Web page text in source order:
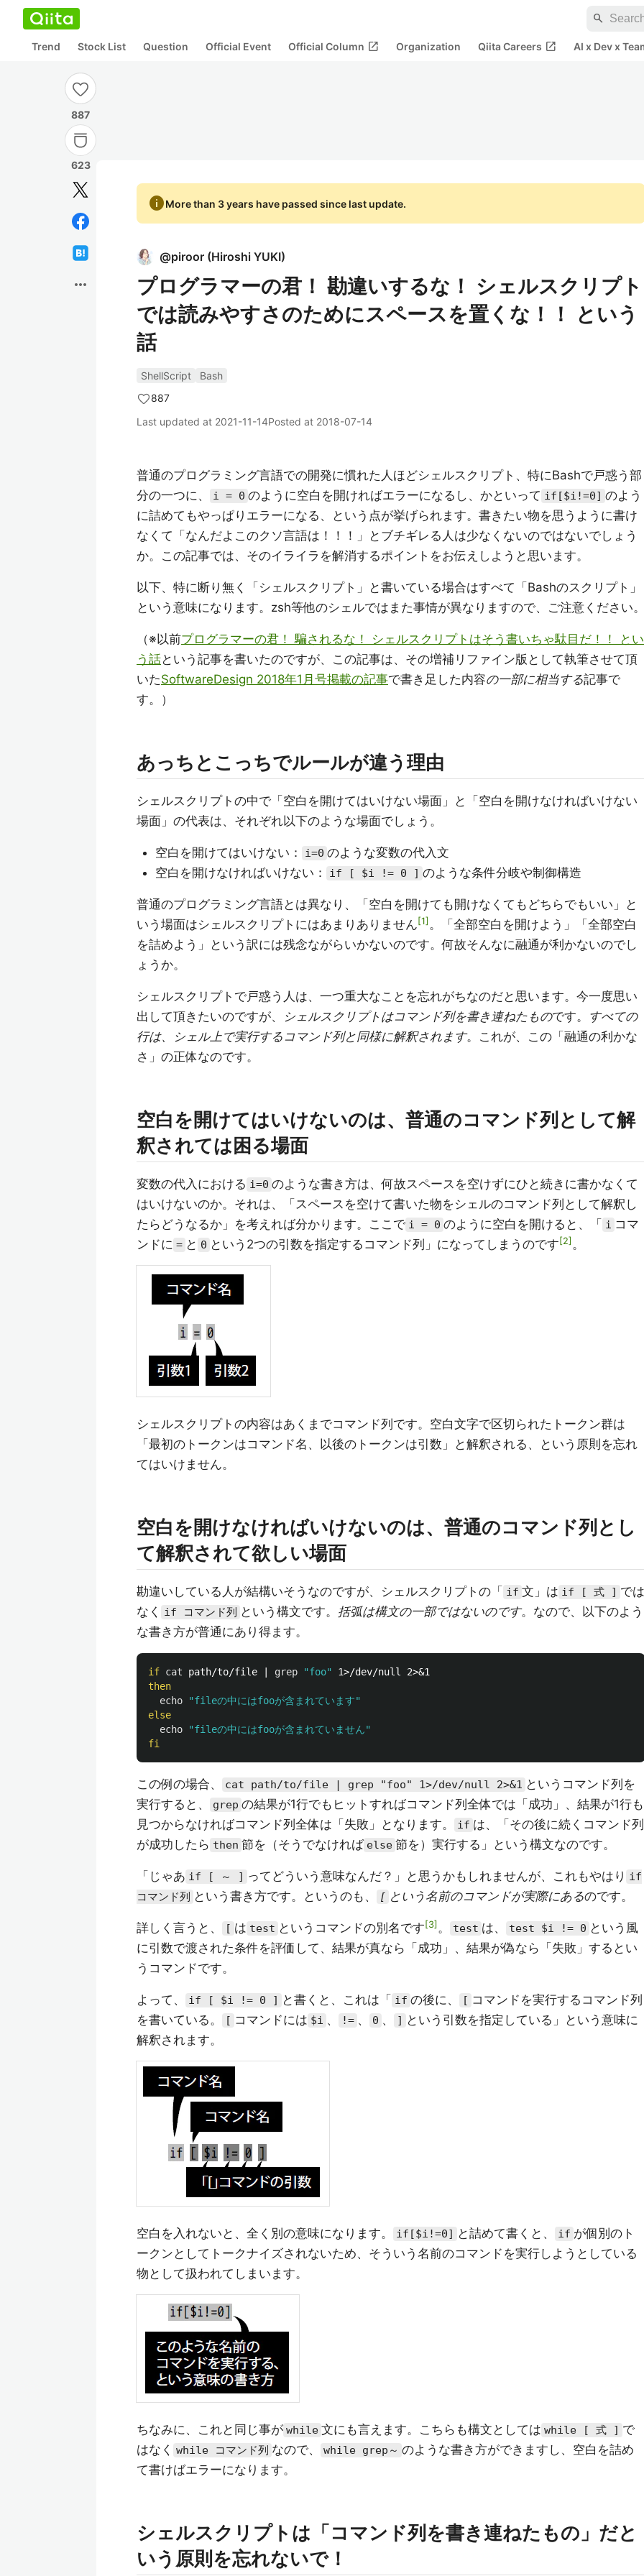
search
Trend Stock List Question Official Event Official Column open_in_new Organization Qiita Careers open_in_new AI x Dev x
887
623
more_horiz
infoMore than 3 years have passed since last update.
@piroor (Hiroshi YUKI)
プログラマーの君！ 勘違いするな！ シェルスクリプト
では読みやすさのためにスペースを置くな！！ という
話
ShellScript
Bash
887
Last updated at 2021-11-14Posted at 2018-07-14
普通のプログラミング言語での開発に慣れた人ほどシェルスクリプト、特にBashで戸惑う部
分の一つに、
i = 0 のように空白を開ければエラーになるし、かといって if[$i!=0] のよう
に詰めてもやっぱりエラーになる、という点が挙げられます。書きたい物を思うように書け
なくて「なんだよこのクソ言語は！！！」とブチギレる人は少なくないのではないでしょう
か。この記事では、そのイライラを解消するポイントをお伝えしようと思います。
以下、特に断り無く「シェルスクリプト」と書いている場合はすべて「Bashのスクリプト」
という意味になります。zsh等他のシェルではまた事情が異なりますので、ご注意ください
（※以前プログラマーの君！ 騙されるな！ シェルスクリプトはそう書いちゃ駄目だ！！ とい
う話という記事を書いたのですが、この記事は、その増補リファイン版として執筆させて頂
いたSoftwareDesign 2018年1月号掲載の記事で書き足した内容の一部に相当する記事で
す。）
あっちとこっちでルールが違う理由
シェルスクリプトの中で「空白を開けてはいけない場面」と「空白を開けなければいけない
場面」の代表は、それぞれ以下のような場面でしょう。
空白を開けてはいけない： i=0 のような変数の代入文
空白を開けなければいけない：
if [ $i != 0 ] のような条件分岐や制御構造
普通のプログラミング言語とは異なり、「空白を開けても開けなくてもどちらでもいい」と
いう場面はシェルスクリプトにはあまりありません 1 。「全部空白を開けよう」「全部空白
を詰めよう」という訳には残念ながらいかないのです。何故そんなに融通が利かないのでし
ょうか。
シェルスクリプトで戸惑う人は、一つ重大なことを忘れがちなのだと思います。今一度思い
出して頂きたいのですが、
シェルスクリプトはコマンド列を書き連ねたものです。 すべての
行は、シェル上で実行するコマンド列と同様に解釈されます。これが、この「融通の利かな
さ」の正体なのです。
空白を開けてはいけないのは、普通のコマンド列として解
釈されては困る場面
変数の代入における i=0 のような書き方は、何故スペースを空けずにひと続きに書かなくて
はいけないのか。それは、「スペースを空けて書いた物をシェルのコマンド列として解釈し
たらどうなるか」を考えれば分かります。ここで i = 0 のように空白を開けると、「 i コマ
ンドに = と 0 という2つの引数を指定するコマンド列」になってしまうのです 2 。
シェルスクリプトの内容はあくまでコマンド列です。空白文字で区切られたトークン群は
「最初のトークンはコマンド名、以後のトークンは引数」と解釈される、という原則を忘れ
てはいけません。
空白を開けなければいけないのは、普通のコマンド列とし
て解釈されて欲しい場面
勘違いしている人が結構いそうなのですが、シェルスクリプトの「 if 文」は if [ 式 ] では
なく
if コマンド列 という構文です。 括弧は構文の一部ではないのです。なので、以下のよう
な書き方が普通にあり得ます。
if cat path/to/file | grep "foo"
then
echo
"fileの中にはfooが含まれています"
else
echo
"fileの中にはfooが含まれていません"
fi
この例の場合、 cat path/to/file | grep "foo" 1>/dev/null 2>&1 というコマンド列を
実行すると、
grep の結果が1行でもヒットすればコマンド列全体では「成功」、結果が1行も
見つからなければコマンド列全体は「失敗」となります。
if は、「その後に続くコマンド列
が成功したら then 節を（そうでなければ else 節を）実行する」という構文なのです。
「じゃあ if [ ～ ] ってどういう意味なんだ？」と思うかもしれませんが、これもやはり if
コマンド列
という書き方です。というのも、 [ という名前のコマンドが実際にあるのです。
詳しく言うと、 [ は test というコマンドの別名です 3 。 test は、 test $i != 0 という風
に引数で渡された条件を評価して、結果が真なら「成功」、結果が偽なら「失敗」するとい
うコマンドです。
よって、 if [ $i != 0 ] と書くと、これは「 if の後に、 [ コマンドを実行するコマンド列
を書いている。
[ コマンドには $i 、 != 、 0 、 ] という引数を指定している」という意味に
解釈されます。
空白を入れないと、全く別の意味になります。 if[$i!=0] と詰めて書くと、 if が個別のト
ークンとしてトークナイズされないため、そういう名前のコマンドを実行しようとしている
物として扱われてしまいます。
ちなみに、これと同じ事が while 文にも言えます。こちらも構文としては while [ 式 ] で
はなく while コマンド列 なので、 while grep～ のような書き方ができますし、空白を詰め
て書けばエラーになります。
シェルスクリプトは「コマンド列を書き連ねたもの」だと
いう原則を忘れないで！